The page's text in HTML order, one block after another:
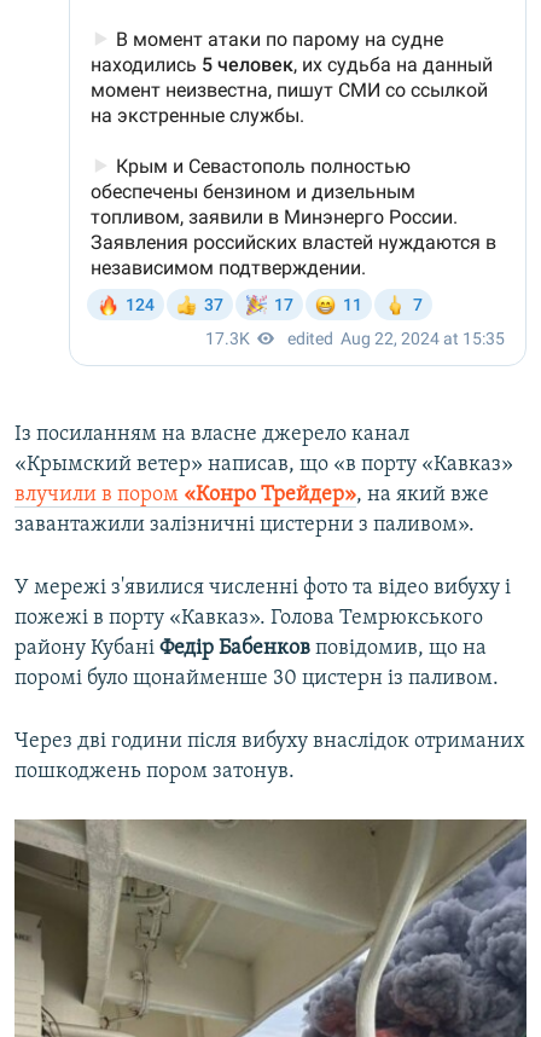
Із посиланням на власне джерело канал
«Крымский ветер» написав, що «в порту «Кавказ»
влучили в пором «Конро Трейдер», на який вже
завантажили залізничні цистерни з паливом».
У мережі з'явилися численні фото та відео вибуху і
пожежі в порту «Кавказ». Голова Темрюкського
району Кубані Федір Бабенков повідомив, що на
поромі було щонайменше 30 цистерн із паливом.
Через дві години після вибуху внаслідок отриманих
пошкоджень пором затонув.